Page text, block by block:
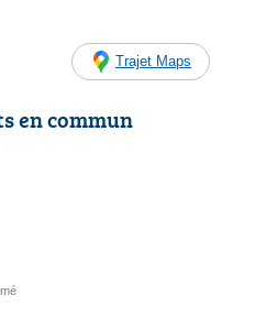
Trajet Maps
en commun